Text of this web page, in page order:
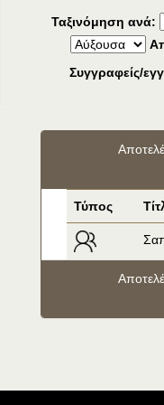
Ταξινόμηση ανά:
Συγγραφείς/
Τύπος